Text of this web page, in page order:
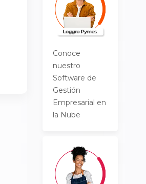
Conoce
nuestro
Software de
Gestión
Empresarial en
la Nube